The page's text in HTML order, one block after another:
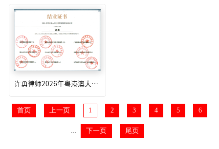
许勇律师2026年粤港澳大湾区商事调解联合培训班结业证书
首页 上一页 1 2 3 4 5 6
下一页 尾页